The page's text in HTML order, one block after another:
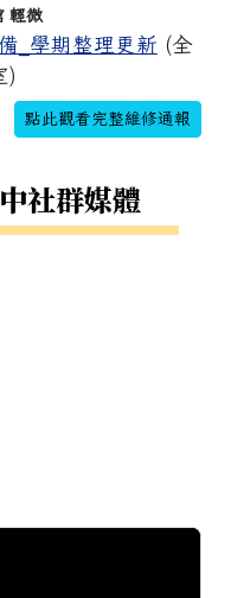
輕微
_學期整理更新 (全
)
點此觀看完整維修通報
社群媒體